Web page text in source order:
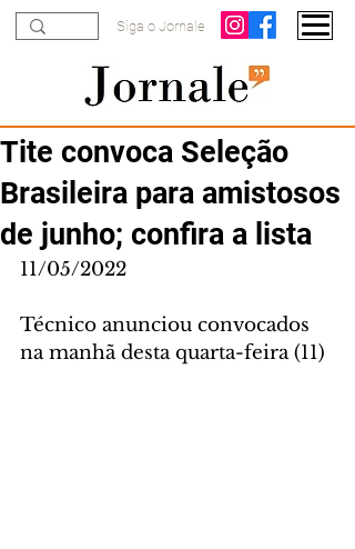
Siga o Jornale
Tite convoca Seleção
Brasileira para amistosos
de junho; confira a lista
11/05/2022
Técnico anunciou convocados
na manhã desta quarta-feira (11)